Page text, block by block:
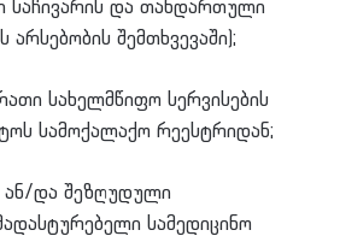
საჩივარის და თანდართული
არსებობის შემთხვევაში);
სახელმწიფო სერვისების
სამოქალაქო რეესტრიდან;
ან/და შეზღუდული
სამედიცინო